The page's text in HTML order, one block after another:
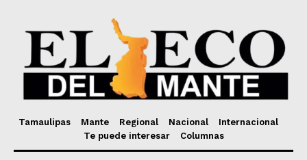
Tamaulipas Mante Regional Nacional
Internacional
Te puede interesar
Columnas